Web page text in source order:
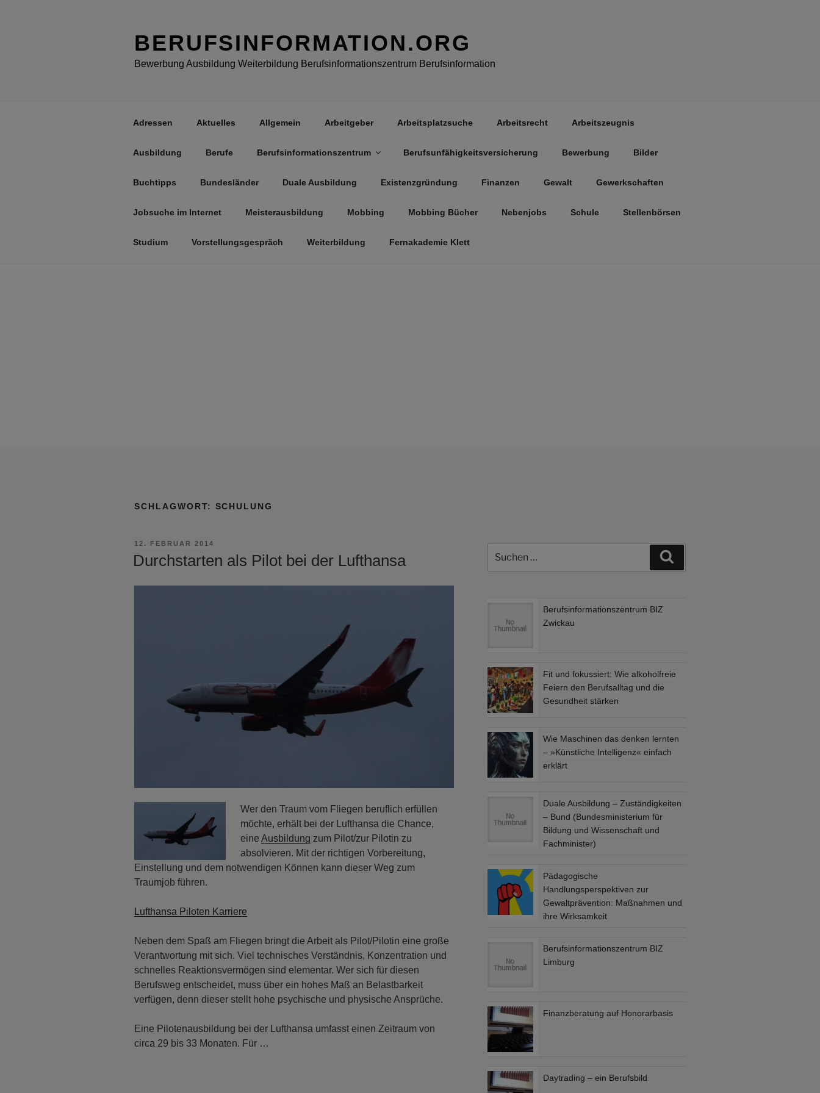
BERUFSINFORMATION.ORG
Bewerbung Ausbildung Weiterbildung Berufsinformationszentrum Berufsinformation
Adressen Aktuelles Allgemein Arbeitgeber Arbeitsplatzsuche Arbeitsrecht Arbeitszeugnis
Ausbildung Berufe Berufsinformationszentrum Berufsunfähigkeitsversicherung Bewerbung Bilder
Buchtipps Bundesländer Duale Ausbildung Existenzgründung Finanzen Gewalt Gewerkschaften
Jobsuche im Internet Meisterausbildung Mobbing Mobbing Bücher Nebenjobs Schule Stellenbörsen
Studium Vorstellungsgespräch Weiterbildung Fernakademie Klett
SCHLAGWORT: SCHULUNG
VERÖFFENTLICHT
12. FEBRUAR 2014
Durchstarten als Pilot bei der Lufthansa
Wer den Traum vom Fliegen beruflich erfüllen
möchte, erhält bei der Lufthansa die Chance,
eine Ausbildung zum Pilot/zur Pilotin zu
absolvieren. Mit der richtigen Vorbereitung,
Einstellung und dem notwendigen Können kann dieser Weg zum
Traumjob führen.
Lufthansa Piloten Karriere
Neben dem Spaß am Fliegen bringt die Arbeit als Pilot/Pilotin eine große
Verantwortung mit sich. Viel technisches Verständnis, Konzentration und
schnelles Reaktionsvermögen sind elementar. Wer sich für diesen
Berufsweg entscheidet, muss über ein hohes Maß an Belastbarkeit
verfügen, denn dieser stellt hohe psychische und physische Ansprüche.
Eine Pilotenausbildung bei der Lufthansa umfasst einen Zeitraum von
circa 29 bis 33 Monaten. Für …
nach:
Berufsinformationszentrum BIZ
Zwickau
Fit und fokussiert: Wie alkoholfreie
Feiern den Berufsalltag und die
Gesundheit stärken
Wie Maschinen das denken lernten
– »Künstliche Intelligenz« einfach
erklärt
Duale Ausbildung – Zuständigkeiten
– Bund (Bundesministerium für
Bildung und Wissenschaft und
Fachminister)
Pädagogische
Handlungsperspektiven zur
Gewaltprävention: Maßnahmen und
ihre Wirksamkeit
Berufsinformationszentrum BIZ
Limburg
Finanzberatung auf Honorarbasis
Daytrading – ein Berufsbild